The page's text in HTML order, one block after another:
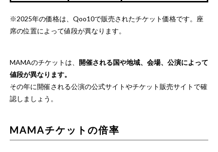
※2025年の価格は、Qoo10で販売されたチケット価格です。座
席の位置によって値段が異なります。
MAMAのチケットは、 開催される国や地域、会場、公演によって
値段が異なります。
その年に開催される公演の公式サイトやチケット販売サイトで確
認しましょう。
MAMAチケットの倍率